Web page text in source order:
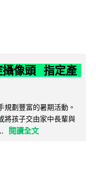
攝像頭 指定產
劃豐富的暑期活動。
將孩子交由家中長輩與
閱讀全文